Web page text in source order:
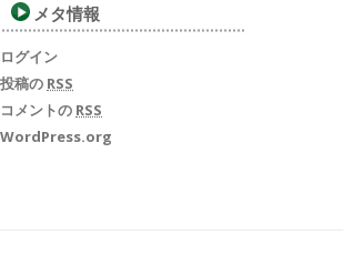
メタ情報
ログイン
投稿の RSS
コメントの RSS
WordPress.org